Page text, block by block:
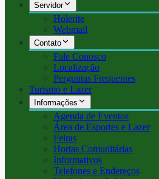
Servidor
Holerite
Webmail
Contato
Fale Conosco
Localização
Perguntas Frequentes
Turismo e Lazer
Informações
Agenda de Eventos
Área de Esportes e Lazer
Feiras
Hortas Comunitárias
Informativos
Telefones e Endereços